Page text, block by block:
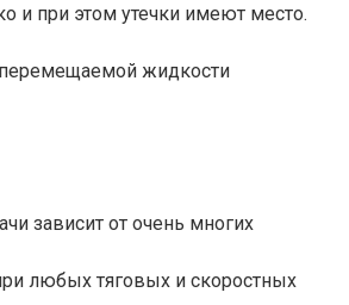
и при этом утечки имеют место.
перемещаемой жидкости
зависит от очень многих
любых тяговых и скоростных